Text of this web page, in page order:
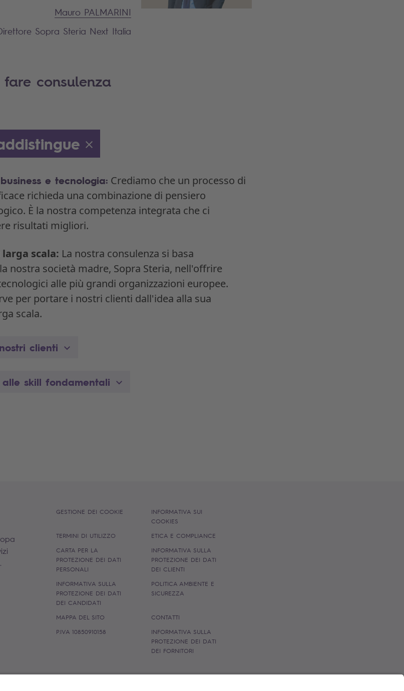
Mauro PALMARINI
Sopra Steria Next Italia
consulenza
e tecnologia: Crediamo che un processo di
richieda una combinazione di pensiero
È la nostra competenza integrata che ci
risultati migliori.
scala: La nostra consulenza si basa
nostra società madre, Sopra Steria, nell'offrire
alle più grandi organizzazioni europee.
per portare i nostri clienti dall'idea alla sua
scala.
clienti
skill fondamentali
GESTIONE DEI COOKIE
INFORMATIVA SUI
COOKIES
TERMINI DI UTILIZZO
ETICA E COMPLIANCE
CARTA PER LA
PROTEZIONE DEI DATI
PERSONALI
INFORMATIVA SULLA
PROTEZIONE DEI DATI
DEI CLIENTI
INFORMATIVA SULLA
PROTEZIONE DEI DATI
DEI CANDIDATI
POLITICA AMBIENTE E
SICUREZZA
MAPPA DEL SITO
CONTATTI
P.IVA 10850910158
INFORMATIVA SULLA
PROTEZIONE DEI DATI
DEI FORNITORI